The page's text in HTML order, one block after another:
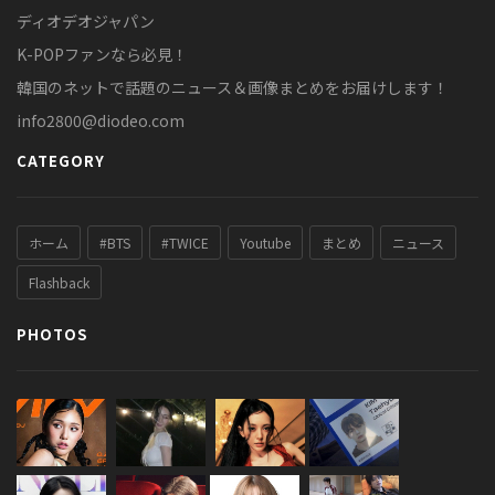
ディオデオジャパン
K-POPファンなら必見！
韓国のネットで話題のニュース＆画像まとめをお届けします！
info2800@diodeo.com
CATEGORY
ホーム #BTS #TWICE Youtube まとめ ニュース
Flashback
PHOTOS